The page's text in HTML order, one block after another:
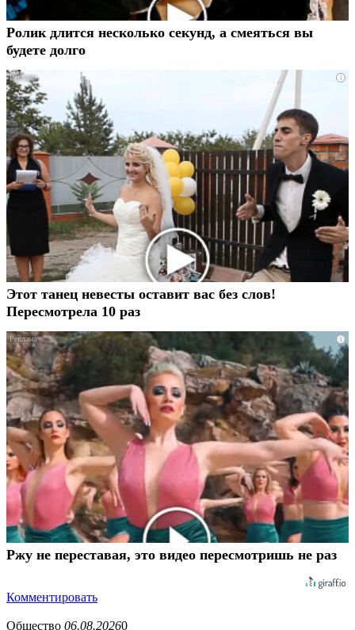
Ролик длится несколько секунд, а смеяться вы
будете долго
i
Этот танец невесты оставит вас без слов!
Пересмотрела 10 раз
i
Ржу не переставая, это видео пересмотришь не раз
Комментировать
Общество 06.08.20260